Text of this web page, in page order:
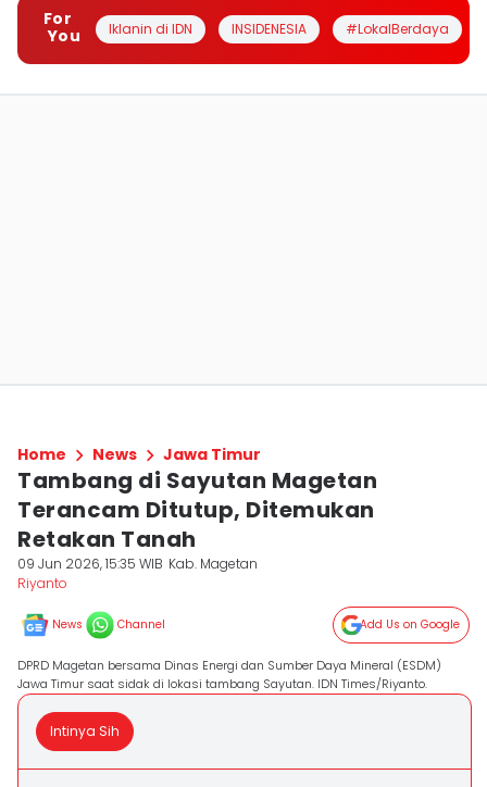
For
You
Iklanin di IDN INSIDENESIA #LokalBerdaya
Home News Jawa Timur
Tambang di Sayutan Magetan
Terancam Ditutup, Ditemukan
Retakan Tanah
09 Jun 2026, 15:35 WIB Kab. Magetan
Riyanto
News Channel Add Us on Google
DPRD Magetan bersama Dinas Energi dan Sumber Daya Mineral (ESDM)
Jawa Timur saat sidak di lokasi tambang Sayutan. IDN Times/Riyanto.
Intinya Sih